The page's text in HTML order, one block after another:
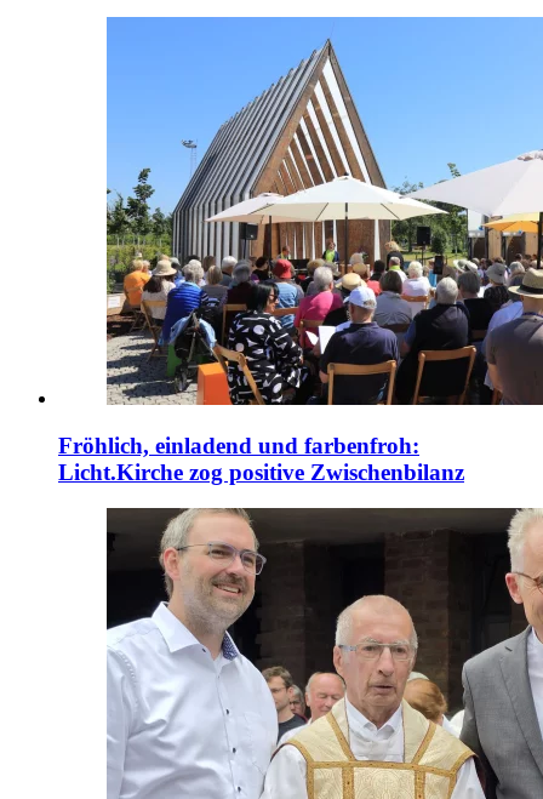
Fröhlich, einladend und farbenfroh:
Licht.Kirche zog positive Zwischenbilanz